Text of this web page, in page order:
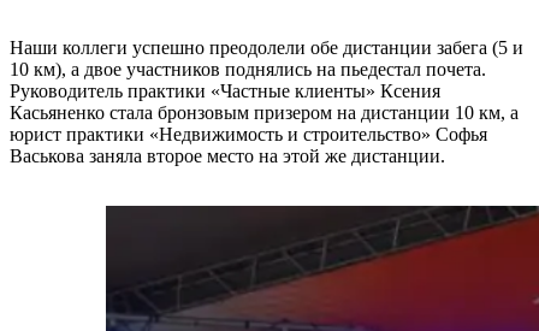
Наши коллеги успешно преодолели обе дистанции забега (5 и
10 км), а двое участников поднялись на пьедестал почета.
Руководитель практики «Частные клиенты» Ксения
Касьяненко стала бронзовым призером на дистанции 10 км, а
юрист практики «Недвижимость и строительство» Софья
Васькова заняла второе место на этой же дистанции.